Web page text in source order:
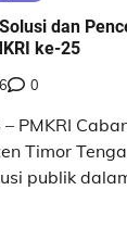
dan
ke-25
0
PMKRI
Timor
publik